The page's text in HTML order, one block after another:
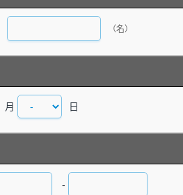
（名）
月 日
-